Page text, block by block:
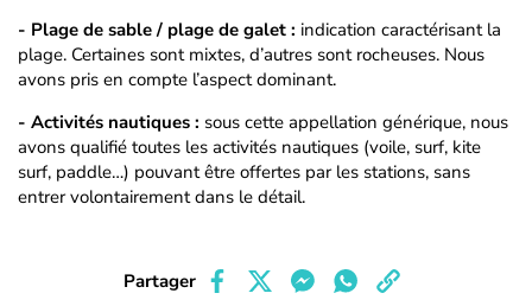
- Plage de sable / plage de galet : indication caractérisant la
plage. Certaines sont mixtes, d’autres sont rocheuses. Nous
avons pris en compte l’aspect dominant.
- Activités nautiques : sous cette appellation générique, nous
avons qualifié toutes les activités nautiques (voile, surf, kite
surf, paddle…) pouvant être offertes par les stations, sans
entrer volontairement dans le détail.
Partager